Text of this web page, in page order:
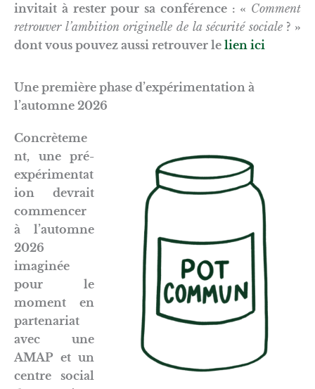
invitait à rester pour sa conférence : « Comment
retrouver l’ambition originelle de la sécurité sociale? »
dont vous pouvez aussi retrouver le lien ici
Une première phase d’expérimentation à
l’automne 2026
Concrèteme
nt, une pré-
expérimentat
ion devrait
commencer
à l’automne
2026
imaginée
pour le
moment en
partenariat
avec une
AMAP et un
centre social